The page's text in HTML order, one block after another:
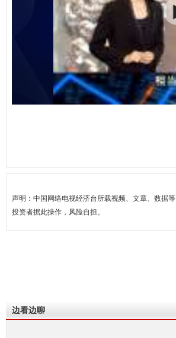
声明：中国网络电视经济台所载视频、文章、数据
投资者据此操作，风险自担。
边看边聊